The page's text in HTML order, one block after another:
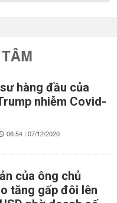
hàng đầu của
nhiễm Covid-
06:54 | 07/12/2020
của ông chủ
tăng gấp đôi lên